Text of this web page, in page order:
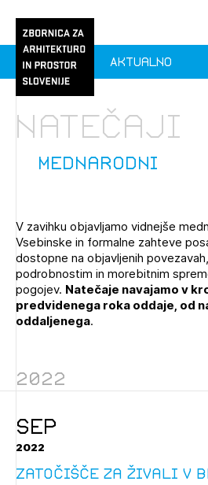
Praksa
O ZAPS
1/1
Pozdravljeni
Prijavite se s svojim ZAPS
POZABLJENO GESLO
REGISTRIRAJTE SE
mednarodni
natečaji
V zavihku objavljamo vidnejše
Vsebinske in formalne zahteve
dostopne na objavljenih
podrobnostim in morebitnim
pogojev. Natečaje navajamo v
predvidenega roka oddaje, od
oddaljenega.
Aktualno
2022
SEP
2022
Zatočišče za živali v
1/2
Prijava na
Ostanite na tekočem z novicami in
Novičnike. Označite svojo izbiro.
Novičnike vam bomo pošiljali na vaš
Mesečni novičnik
Tedenski novičnik javnih
Dnevne medijske objave